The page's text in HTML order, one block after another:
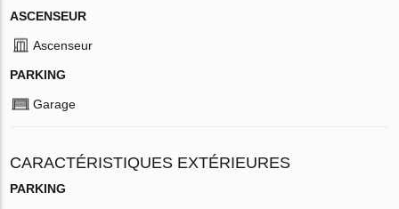
ASCENSEUR
Ascenseur
PARKING
Garage
CARACTÉRISTIQUES EXTÉRIEURES
PARKING